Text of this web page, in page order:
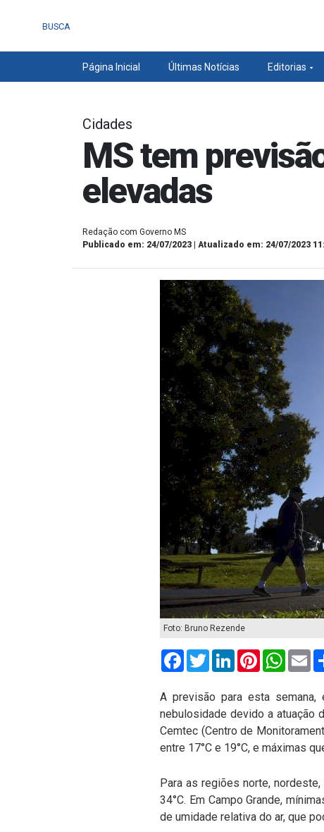
BUSCA
Página Inicial Últimas Notícias Editorias
Cidades
MS tem
elevadas
Redação com Governo MS
Publicado em: 24/07/2023 | Atualizado em: 24/07/2023
Foto: Bruno Rezende
FacebookTwitterLinkedInPinterest
A previsão para esta
nebulosidade devido a atuação
Cemtec (Centro de
entre 17°C e 19°C, e máximas
Para as regiões norte,
34°C. Em Campo Grande,
de umidade relativa do ar, que